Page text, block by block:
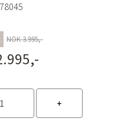
78045
NOK 3.995,-